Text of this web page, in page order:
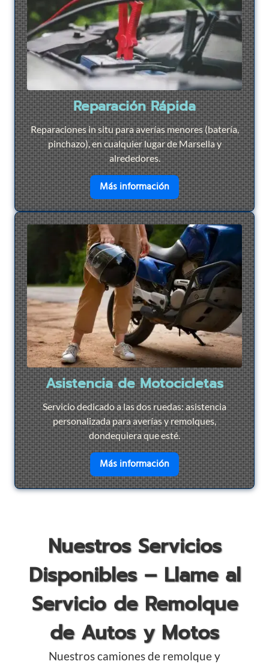
Reparación Rápida
Reparaciones in situ para averías menores (batería,
pinchazo), en cualquier lugar de Marsella y
alrededores.
Más informaciónen savoir plus sur
Asistencia de Motocicletas
Servicio dedicado a las dos ruedas: asistencia
personalizada para averías y remolques,
dondequiera que esté.
Más informaciónen savoir plus sur
Nuestros Servicios
Disponibles – Llame al
Servicio de Remolque
de Autos y Motos
Nuestros camiones de remolque y